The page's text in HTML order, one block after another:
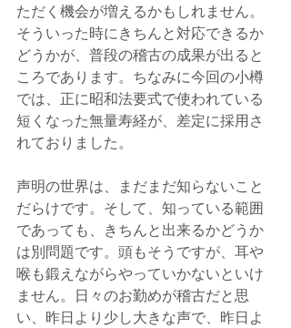
ただく機会が増えるかもしれません。
そういった時にきちんと対応できるか
どうかが、普段の稽古の成果が出ると
ころであります。ちなみに今回の小樽
では、正に昭和法要式で使われている
短くなった無量寿経が、差定に採用さ
れておりました。
声明の世界は、まだまだ知らないこと
だらけです。そして、知っている範囲
であっても、きちんと出来るかどうか
は別問題です。頭もそうですが、耳や
喉も鍛えながらやっていかないといけ
ません。日々のお勤めが稽古だと思
い、昨日より少し大きな声で、昨日よ